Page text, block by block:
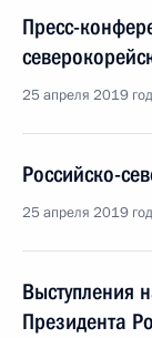
Пресс-
25 апреля 2019
Российско-
25 апреля 2019
Выступления
Президента